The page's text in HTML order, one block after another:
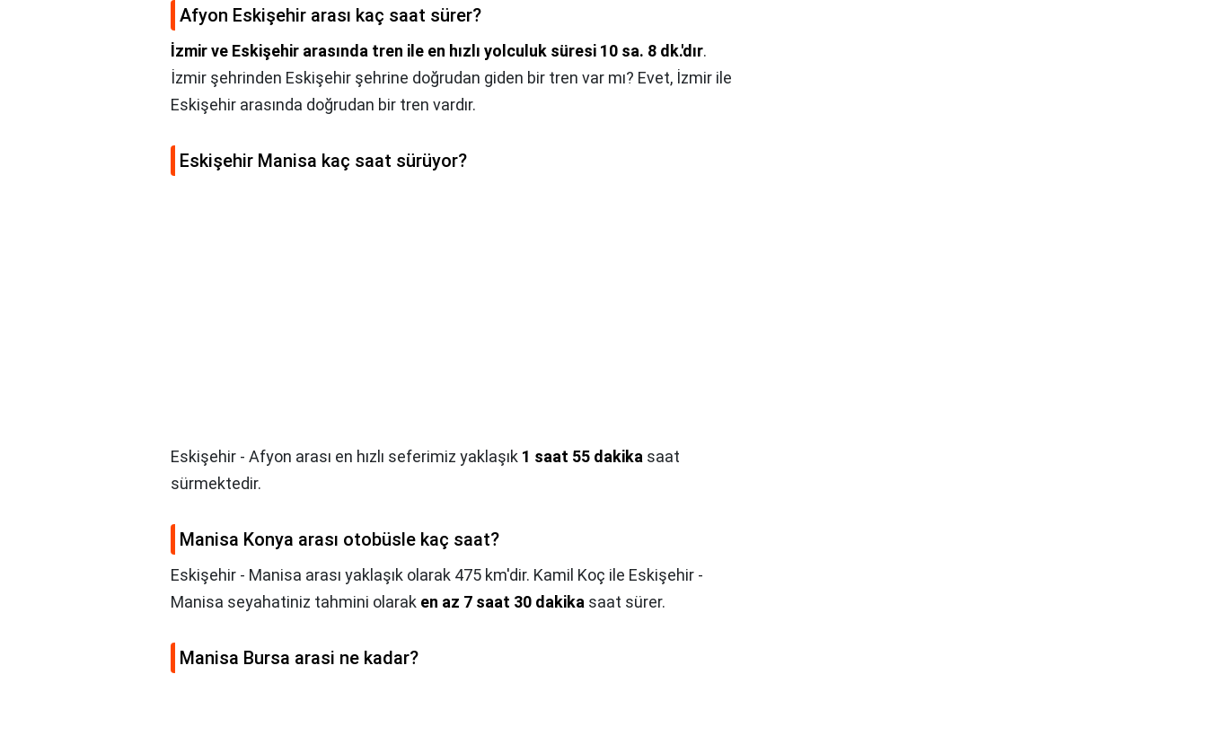
Afyon Eskişehir arası kaç saat sürer?
İzmir ve Eskişehir arasında tren ile en hızlı yolculuk süresi 10 sa. 8 dk.'dır.
İzmir şehrinden Eskişehir şehrine doğrudan giden bir tren var mı? Evet, İzmir ile
Eskişehir arasında doğrudan bir tren vardır.
Eskişehir Manisa kaç saat sürüyor?
Eskişehir - Afyon arası en hızlı seferimiz yaklaşık 1 saat 55 dakika saat
sürmektedir.
Manisa Konya arası otobüsle kaç saat?
Eskişehir - Manisa arası yaklaşık olarak 475 km'dir. Kamil Koç ile Eskişehir -
Manisa seyahatiniz tahmini olarak en az 7 saat 30 dakika saat sürer.
Manisa Bursa arasi ne kadar?